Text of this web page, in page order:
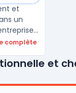
et
un
les
unifier
complète
et